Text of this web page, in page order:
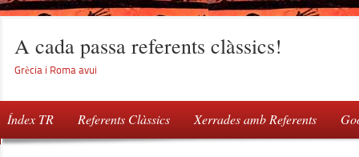
A cada passa referents clàssics!
Grècia i Roma avui
Índex TR Referents Clàssics Xerrades amb Referents